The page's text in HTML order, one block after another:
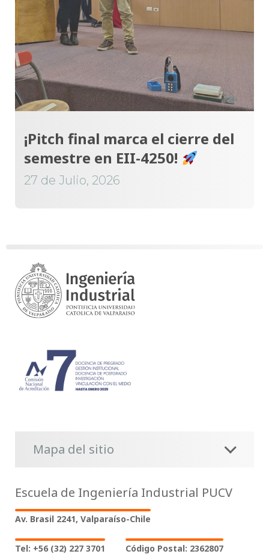
¡Pitch final marca el cierre del
semestre en EII-4250!
27 de Julio, 2026
Mapa del sitio
Escuela de Ingeniería Industrial PUCV
Av. Brasil 2241, Valparaíso-Chile
Tel: +56 (32) 227 3701 Código Postal: 2362807